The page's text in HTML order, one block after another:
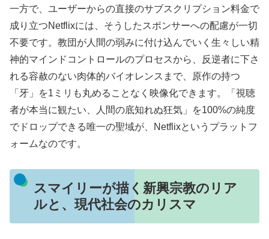
一方で、ユーザーからの直接のサブスクリプション料金で
成り立つNetflixには、そうしたスポンサーへの配慮が一切
不要です。教団が人間の弱みに付け込んでいく生々しい精
神的マインドコントロールのプロセスから、反逆者に下さ
れる容赦のない肉体的バイオレンスまで、原作の持つ
「牙」を1ミリも丸めることなく映像化できます。「視聴
者が本当に観たい、人間の底知れぬ狂気」を100%の純度
でドロップできる唯一の聖域が、Netflixというプラットフ
ォームなのです。
スマイリーが描く新興宗教のリア
ルと、現代社会のカリスマ